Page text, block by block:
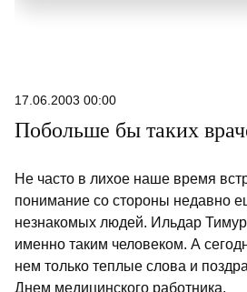
17.06.2003 00:00
Побольше бы таких
Не часто в лихое наше время
понимание со стороны недавно
незнакомых людей. Ильдар
именно таким человеком. А
нем только теплые слова и
Днем медицинского работника.